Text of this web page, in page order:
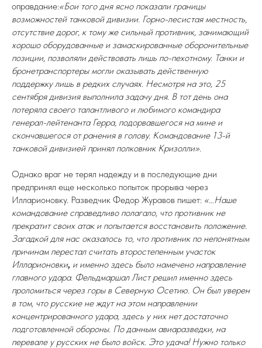
оправдание:«Бои того дня ясно показали границы
возможностей танковой дивизии. Горно-лесистая местность,
отсутствие дорог, к тому же сильный противник, занимающий
хорошо оборудованные и замаскированные оборонительные
позиции, позволяли действовать лишь по-пехотному. Танки и
бронетранспортеры могли оказывать действенную
поддержку лишь в редких случаях. Несмотря на это, 25
сентября дивизия выполнила задачу дня. В тот день она
потеряла своего талантливого и любимого командира
генерал-лейтенанта Герра, подорвавшегося на мине и
скончавшегося от ранения в голову. Командование 13-й
танковой дивизией принял полковник Кризолли».
Однако враг не терял надежду и в последующие дни
предпринял еще несколько попыток прорыва через
Илларионовку. Разведчик Федор Журавов пишет: «…Наше
командование справедливо полагало, что противник не
прекратит своих атак и попытается восстановить положение.
Загадкой для нас оказалось то, что противник по непонятным
причинам перестал считать второстепенным участок
Илларионовки, и именно здесь было намечено направление
главного удара. Фельдмаршал Лист решил именно здесь
проломиться через горы в Северную Осетию. Он был уверен
в том, что русские не ждут на этом направлении
концентрированного удара, здесь у них нет достаточно
подготовленной обороны. По данным авиаразведки, на
перевале у русских не было войск. Это удача! Нужно только